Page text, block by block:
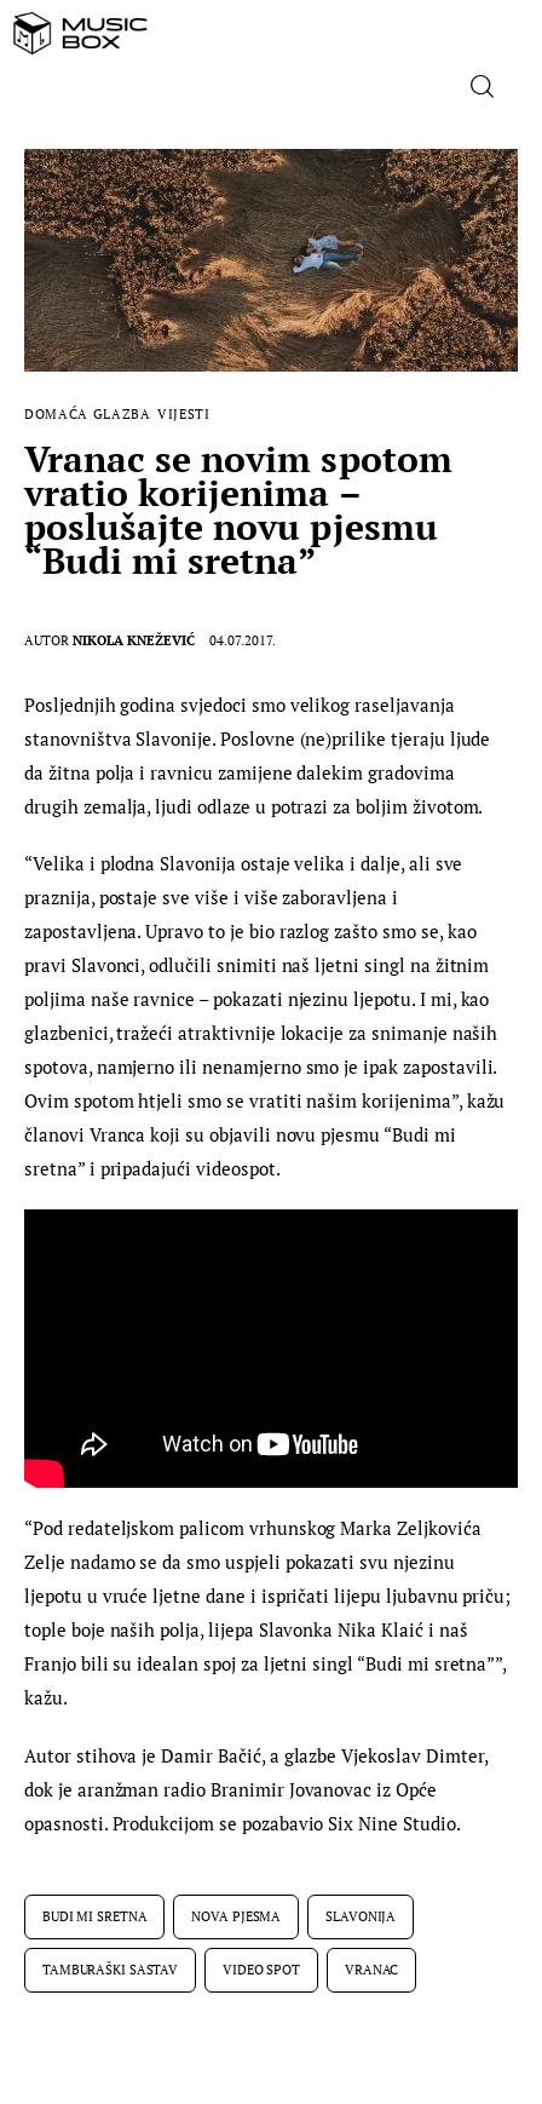
NASLOVNICA
DOMAĆA GLAZBA
STRANA GLAZBA
FILM
MUSIC BOX
DOMAĆA GLAZBA VIJESTI
Vranac se novim spotom
vratio korijenima –
poslušajte novu pjesmu
“Budi mi sretna”
AUTOR NIKOLA KNEŽEVIĆ 04.07.2017.
Posljednjih godina svjedoci smo velikog raseljavanja
stanovništva Slavonije. Poslovne (ne)prilike tjeraju ljude
da žitna polja i ravnicu zamijene dalekim gradovima
drugih zemalja, ljudi odlaze u potrazi za boljim životom.
“Velika i plodna Slavonija ostaje velika i dalje, ali sve
praznija, postaje sve više i više zaboravljena i
zapostavljena. Upravo to je bio razlog zašto smo se, kao
pravi Slavonci, odlučili snimiti naš ljetni singl na žitnim
poljima naše ravnice – pokazati njezinu ljepotu. I mi, kao
glazbenici, tražeći atraktivnije lokacije za snimanje naših
spotova, namjerno ili nenamjerno smo je ipak zapostavili.
Ovim spotom htjeli smo se vratiti našim korijenima”, kažu
članovi Vranca koji su objavili novu pjesmu “Budi mi
sretna” i pripadajući videospot.
“Pod redateljskom palicom vrhunskog Marka Zeljkovića
Zelje nadamo se da smo uspjeli pokazati svu njezinu
ljepotu u vruće ljetne dane i ispričati lijepu ljubavnu priču;
tople boje naših polja, lijepa Slavonka Nika Klaić i naš
Franjo bili su idealan spoj za ljetni singl “Budi mi sretna””,
kažu.
Autor stihova je Damir Bačić, a glazbe Vjekoslav Dimter,
dok je aranžman radio Branimir Jovanovac iz Opće
opasnosti. Produkcijom se pozabavio Six Nine Studio.
BUDI MI SRETNA NOVA PJESMA SLAVONIJA
TAMBURAŠKI SASTAV VIDEO SPOT VRANAC